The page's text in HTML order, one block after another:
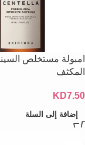
امبولة مستخلص
المكثف
KD7.50
إضافة إلى السلة